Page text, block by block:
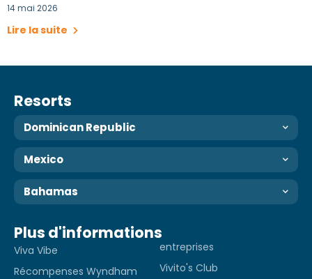
14 mai 2026
Lire la suite
Resorts
Dominican Republic
Mexico
Bahamas
Plus d'informations
Viva Vibe
Récompenses Wyndham
entreprises
Vivito's Club